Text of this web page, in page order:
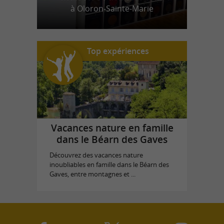
à Oloron-Sainte-Marie
Top expériences
Vacances nature en famille
dans le Béarn des Gaves
Découvrez des vacances nature
inoubliables en famille dans le Béarn des
Gaves, entre montagnes et ...